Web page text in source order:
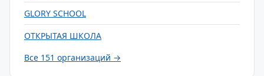
GLORY SCHOOL
ОТКРЫТАЯ ШКОЛА
Все 151 организаций →